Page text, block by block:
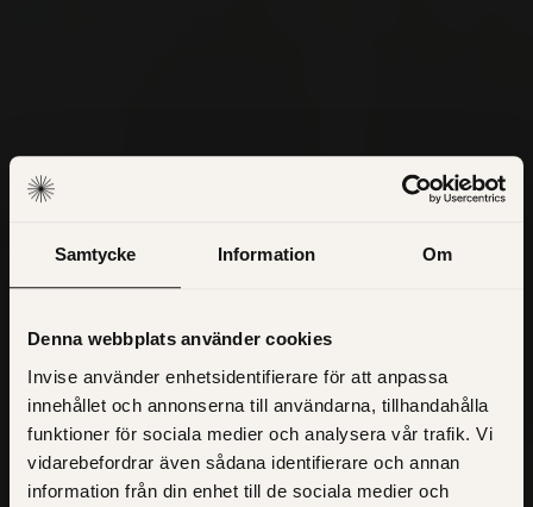
Samtycke Information Om
Denna webbplats använder cookies
Invise använder enhetsidentifierare för att anpassa
innehållet och annonserna till användarna, tillhandahålla
funktioner för sociala medier och analysera vår trafik. Vi
vidarebefordrar även sådana identifierare och annan
information från din enhet till de sociala medier och
Smartare
affärsflöden för
tillverkning &